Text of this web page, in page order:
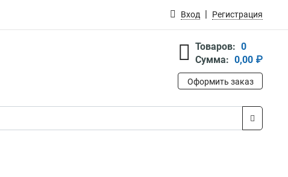
Вход Регистрация
Товаров: 0
Сумма: 0,00 ₽
Оформить заказ